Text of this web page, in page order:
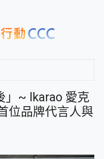
硬碟開箱 評測 」~ Ikarao 愛克
位品牌代言人與